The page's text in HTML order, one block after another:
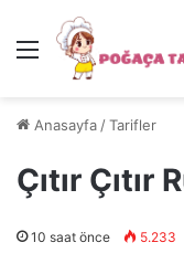
Menü
Anasayfa /Tarifler
Çıtır Çıtır
10 saat önce 5.233